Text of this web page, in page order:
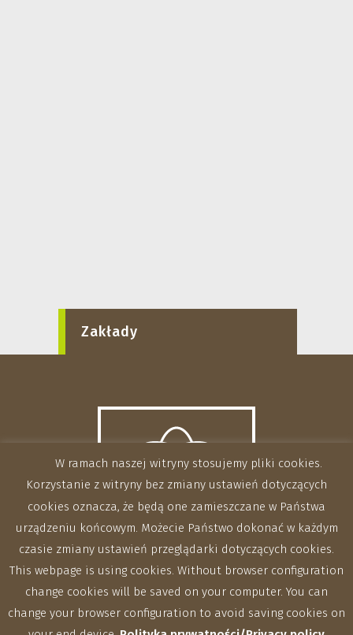
Zakłady
W ramach naszej witryny stosujemy pliki cookies.
Korzystanie z witryny bez zmiany ustawień dotyczących
cookies oznacza, że będą one zamieszczane w Państwa
urządzeniu końcowym. Możecie Państwo dokonać w każdym
czasie zmiany ustawień przeglądarki dotyczących cookies.
This webpage is using cookies. Without browser configuration
change cookies will be saved on your computer. You can
change your browser configuration to avoid saving cookies on